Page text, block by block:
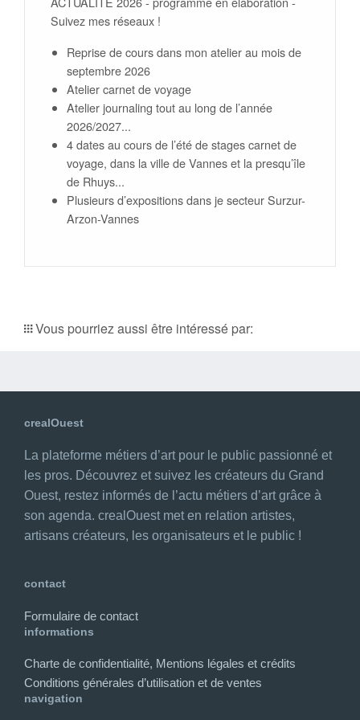
Suivez mes réseaux !
Reprise de cours dans mon atelier au mois de
septembre 2026
Atelier carnet de voyage
Atelier journaling tout au long de l’année
2026/2027...
4 dates au cours de l’été de stages carnet de
voyage, dans la ville de Vannes et la presqu’île
de Rhuys...
Plusieurs d’expositions dans je secteur Surzur-
Arzon-Vannes
Vous pourriez aussi être intéressé par:
crealOuest
La plateforme métiers d’art pour le public passionné et
les pros. Découvrez et suivez les créateurs du Grand
Ouest, restez informés de l’actu métiers d’art grâce à
son agenda. crealOuest met en relation artistes,
artisans créateurs, les organisateurs et le public !
contact
Formulaire de contact
informations
Charte de confidentialité, Mentions légales et crédits
Conditions générales d’utilisation et de ventes
navigation